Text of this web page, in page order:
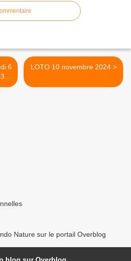
LOTO 10 novembre 2024 >
Nature sur le portail Overblog